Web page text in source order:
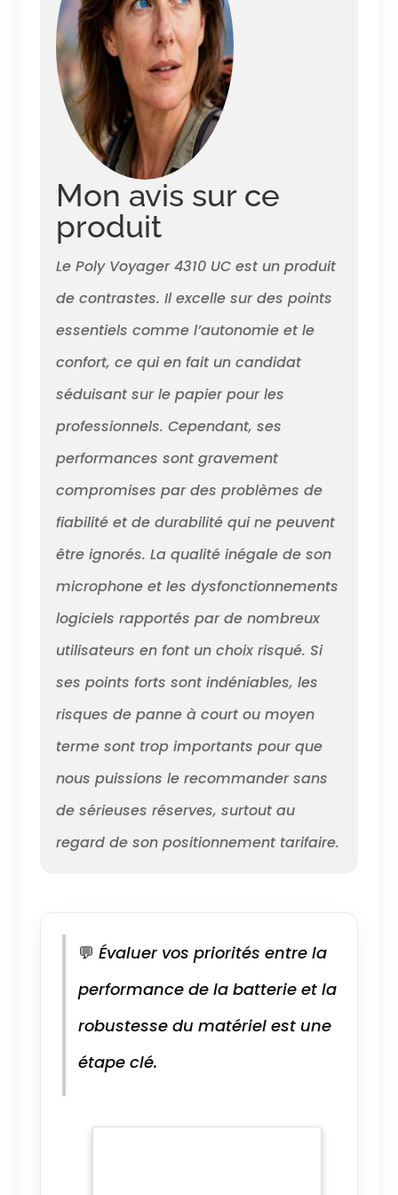
ou comme micro-casque
filaire avec audio par câble
USB Style de port : micro-
casque monaural conçu pour
le multitâche. Profitez d'un
port tout au long de la
journée grâce à l'arceau
rembourré réglable et
confortable. Idéal pour : le
travail hybride nécessitant
une solution abordable pour
se connecter chez soi et au
bureau
Mon avis sur ce
produit
Le Poly Voyager 4310 UC est un produit
de contrastes. Il excelle sur des points
essentiels comme l’autonomie et le
confort, ce qui en fait un candidat
séduisant sur le papier pour les
professionnels. Cependant, ses
performances sont gravement
compromises par des problèmes de
fiabilité et de durabilité qui ne peuvent
être ignorés. La qualité inégale de son
microphone et les dysfonctionnements
logiciels rapportés par de nombreux
utilisateurs en font un choix risqué. Si
ses points forts sont indéniables, les
risques de panne à court ou moyen
terme sont trop importants pour que
nous puissions le recommander sans
de sérieuses réserves, surtout au
regard de son positionnement tarifaire.
💬 Évaluer vos priorités entre la
performance de la batterie et la
robustesse du matériel est une
étape clé.